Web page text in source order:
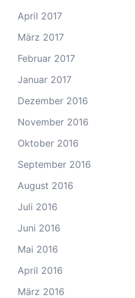
April 2017
März 2017
Februar 2017
Januar 2017
Dezember 2016
November 2016
Oktober 2016
September 2016
August 2016
Juli 2016
Juni 2016
Mai 2016
April 2016
März 2016